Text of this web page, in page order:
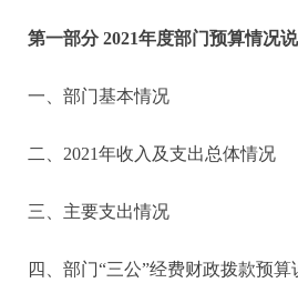
第一部分 2021年度部门预算情况
一、部门基本情况
二、2021年收入及支出总体情况
三、主要支出情况
四、部门“三公”经费财政拨款预算